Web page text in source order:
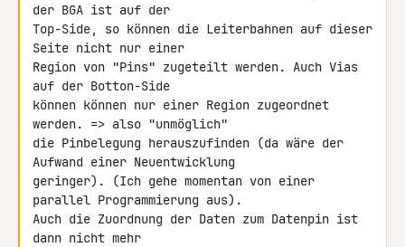
der BGA ist auf der
Top-Side, so können die Leiterbahnen auf dieser
Seite nicht nur einer
Region von "Pins" zugeteilt werden. Auch Vias
auf der Botton-Side
können können nur einer Region zugeordnet
werden. => also "unmöglich"
die Pinbelegung herauszufinden (da wäre der
Aufwand einer Neuentwicklung
geringer). (Ich gehe momentan von einer
parallel Programmierung aus).
Auch die Zuordnung der Daten zum Datenpin ist
dann nicht mehr